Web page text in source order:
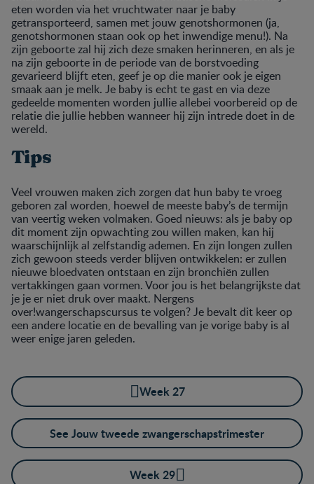
eten worden via het vruchtwater naar je baby
getransporteerd, samen met jouw genotshormonen (ja,
genotshormonen staan ook op het inwendige menu!). Na
zijn geboorte zal hij zich deze smaken herinneren, en als je
na zijn geboorte in de periode van de borstvoeding
gevarieerd blijft eten, geef je op die manier ook je eigen
smaak aan je melk. Je baby is echt te gast en via deze
gedeelde momenten worden jullie allebei voorbereid op de
relatie die jullie hebben wanneer hij zijn intrede doet in de
wereld.
Tips
Veel vrouwen maken zich zorgen dat hun baby te vroeg
geboren zal worden, hoewel de meeste baby’s de termijn
van veertig weken volmaken. Goed nieuws: als je baby op
dit moment zijn opwachting zou willen maken, kan hij
waarschijnlijk al zelfstandig ademen. En zijn longen zullen
zich gewoon steeds verder blijven ontwikkelen: er zullen
nieuwe bloedvaten ontstaan en zijn bronchiën zullen
vertakkingen gaan vormen. Voor jou is het belangrijkste dat
je je er niet druk over maakt. Nergens
over!wangerschapscursus te volgen? Je bevalt dit keer op
een andere locatie en de bevalling van je vorige baby is al
weer enige jaren geleden.
Week 27
See Jouw tweede zwangerschapstrimester
Week 29